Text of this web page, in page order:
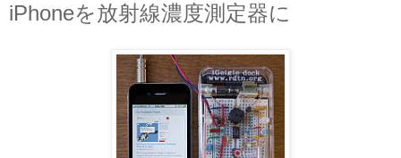
iPhoneを放射線濃度測定器に